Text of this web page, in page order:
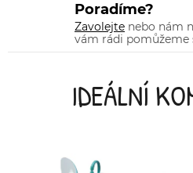
Poradíme?
Zavolejte nebo nám
vám rádi pomůžeme
IDEÁLNÍ